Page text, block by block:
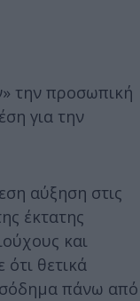
την προσωπική
για την
αύξηση στις
έκτατης
και
θετικά
πάνω από